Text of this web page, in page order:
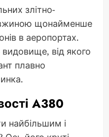
злітно-
щонайменше
в аеропортах.
видовище, від якого
плавно
A380
найбільшим і